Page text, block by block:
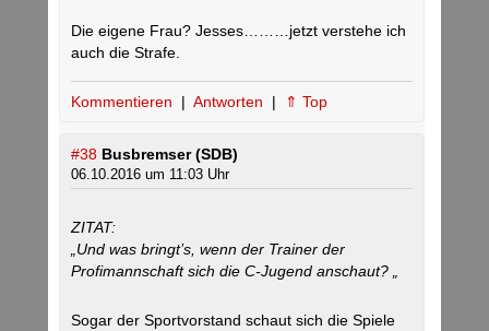
Die eigene Frau? Jesses………jetzt verstehe ich
auch die Strafe.
Kommentieren | Antworten | ⇑ Top
#38 Busbremser (SDB)
06.10.2016 um 11:03 Uhr
ZITAT:
„Und was bringt’s, wenn der Trainer der
Profimannschaft sich die C-Jugend anschaut? „
Sogar der Sportvorstand schaut sich die Spiele